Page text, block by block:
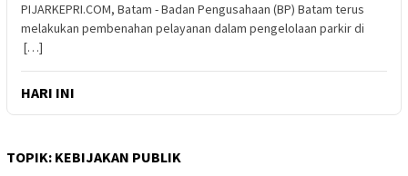
PIJARKEPRI.COM, Batam - Badan Pengusahaan (BP) Batam terus
melakukan pembenahan pelayanan dalam pengelolaan parkir di
[…]
HARI INI
TOPIK: KEBIJAKAN PUBLIK